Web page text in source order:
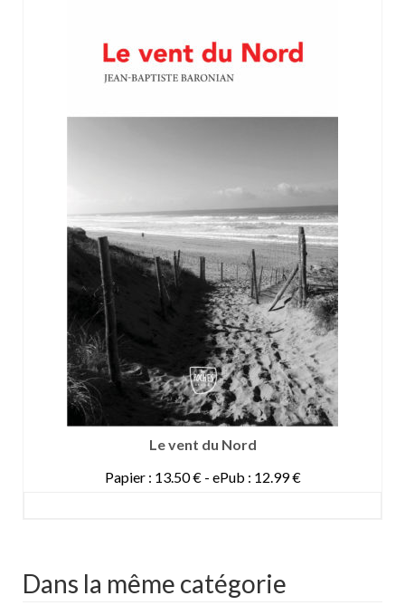
Le vent du Nord
Papier : 13.50 € - ePub : 12.99 €
Dans la même catégorie